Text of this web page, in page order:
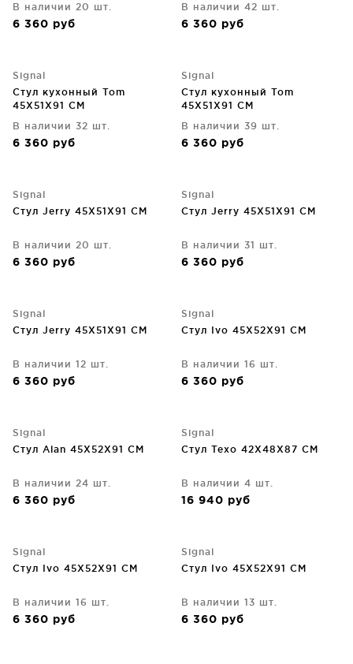
В наличии 20 шт.
6 360 руб
В наличии 42 шт.
6 360 руб
Signal
Стул кухонный Tom
45X51X91 CM
В наличии 32 шт.
6 360 руб
Signal
Стул кухонный Tom
45X51X91 CM
В наличии 39 шт.
6 360 руб
Signal
Стул Jerry 45X51X91 CM
В наличии 20 шт.
6 360 руб
Signal
Стул Jerry 45X51X91 CM
В наличии 31 шт.
6 360 руб
Signal
Стул Jerry 45X51X91 CM
В наличии 12 шт.
6 360 руб
Signal
Стул Ivo 45X52X91 CM
В наличии 16 шт.
6 360 руб
Signal
Стул Alan 45X52X91 CM
В наличии 24 шт.
6 360 руб
Signal
Стул Texo 42X48X87 CM
В наличии 4 шт.
16 940 руб
Signal
Стул Ivo 45X52X91 CM
В наличии 16 шт.
6 360 руб
Signal
Стул Ivo 45X52X91 CM
В наличии 13 шт.
6 360 руб